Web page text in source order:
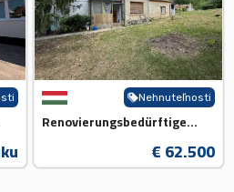
Nehnuteľnosti
Renovierungsbedürftiges Backst...
€ 62.500